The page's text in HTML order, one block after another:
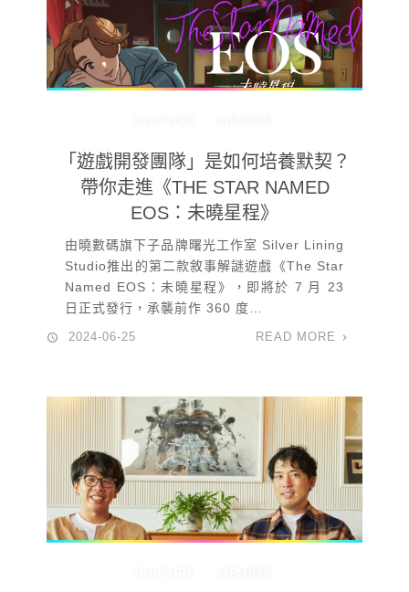
「遊戲開發團隊」是如何培養默契？
帶你走進《THE STAR NAMED
EOS：未曉星程》
由曉數碼旗下子品牌曙光工作室 Silver Lining
Studio推出的第二款敘事解謎遊戲《The Star
Named EOS：未曉星程》，即將於 7 月 23
日正式發行，承襲前作 360 度…
2024-06-25 READ MORE